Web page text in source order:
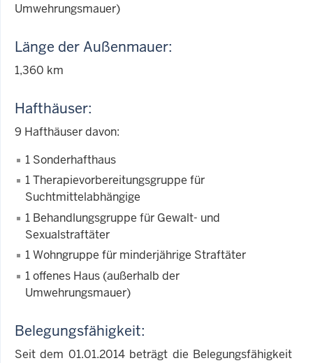
Umwehrungsmauer)
Länge der Außenmauer:
1,360 km
Hafthäuser:
9 Hafthäuser davon:
1 Sonderhafthaus
1 Therapievorbereitungsgruppe für
Suchtmittelabhängige
1 Behandlungsgruppe für Gewalt- und
Sexualstraftäter
1 Wohngruppe für minderjährige Straftäter
1 offenes Haus (außerhalb der
Umwehrungsmauer)
Belegungsfähigkeit:
Seit dem 01.01.2014 beträgt die Belegungsfähigkeit